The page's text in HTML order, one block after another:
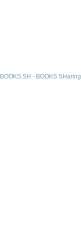
BOOKS.SH - BOOKS